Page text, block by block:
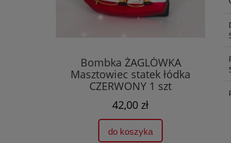
Bombka ŻAGLÓWKA
Masztowiec statek łódka
CZERWONY 1 szt
42,00 zł
do koszyka